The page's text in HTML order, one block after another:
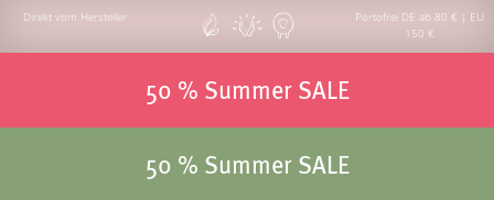
Direkt vom Hersteller
Portofrei DE ab 80 € | EU
150 €
50 % Summer SALE
50 % Summer SALE